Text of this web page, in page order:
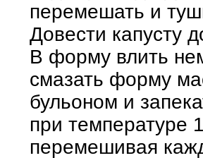
перемешать и
Довести капусту
В форму влить
смазать форму
бульоном и
при температуре
перемешивая